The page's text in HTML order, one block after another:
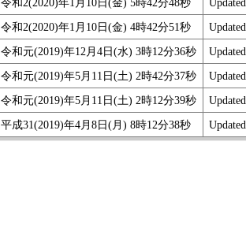
令和2(2020)年1月10日(金) 4時42分51秒
Updated
令和元(2019)年12月4日(水) 3時12分36秒
Updated
令和元(2019)年5月11日(土) 2時42分37秒
Updated
令和元(2019)年5月11日(土) 2時12分39秒
Updated
平成31(2019)年4月8日(月) 8時12分38秒 Updated